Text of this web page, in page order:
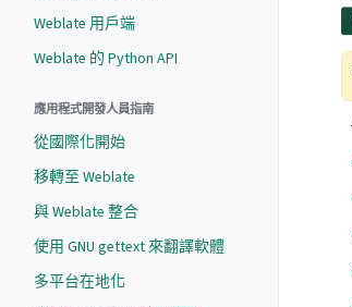
Weblate 用戶端
Weblate 的 Python API
應用程式開發人員指南
從國際化開始
移轉至 Weblate
與 Weblate 整合
使用 GNU gettext 來翻譯軟體
多平台在地化